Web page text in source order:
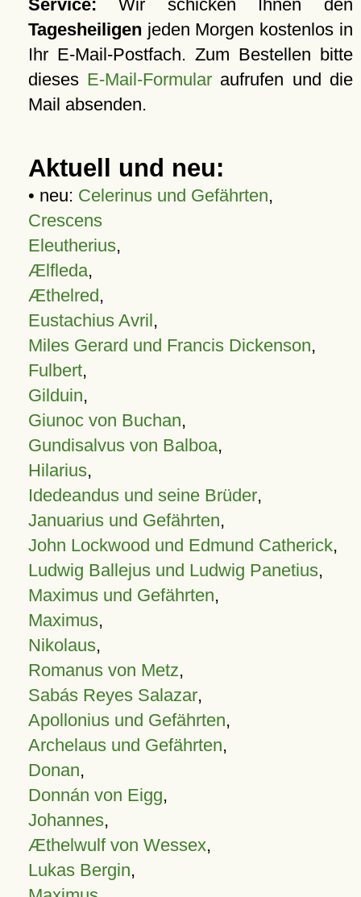
Service: Wir schicken Ihnen den
Tagesheiligen jeden Morgen kostenlos in
Ihr E-Mail-Postfach. Zum Bestellen bitte
dieses E-Mail-Formular aufrufen und die
Mail absenden.
Aktuell und neu:
• neu: Celerinus und Gefährten,
Crescens
Eleutherius,
Ælfleda,
Æthelred,
Eustachius Avril,
Miles Gerard und Francis Dickenson,
Fulbert,
Gilduin,
Giunoc von Buchan,
Gundisalvus von Balboa,
Hilarius,
Idedeandus und seine Brüder,
Januarius und Gefährten,
John Lockwood und Edmund Catherick,
Ludwig Ballejus und Ludwig Panetius,
Maximus und Gefährten,
Maximus,
Nikolaus,
Romanus von Metz,
Sabás Reyes Salazar,
Apollonius und Gefährten,
Archelaus und Gefährten,
Donan,
Donnán von Eigg,
Johannes,
Æthelwulf von Wessex,
Lukas Bergin,